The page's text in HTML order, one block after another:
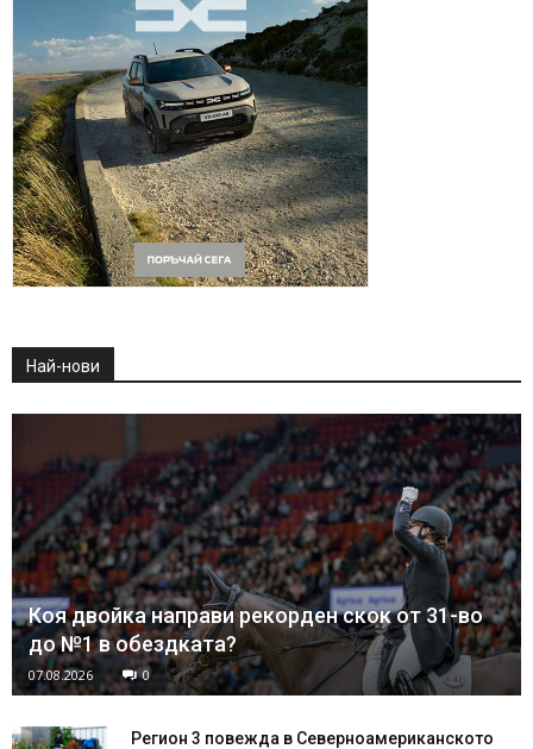
Най-нови
Коя двойка направи рекорден скок от 31-во
до №1 в обездката?
07.08.2026 0
Регион 3 повежда в Северноамериканското